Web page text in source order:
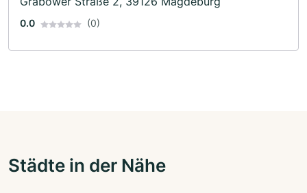
0.0 (0)
Städte in der Nähe